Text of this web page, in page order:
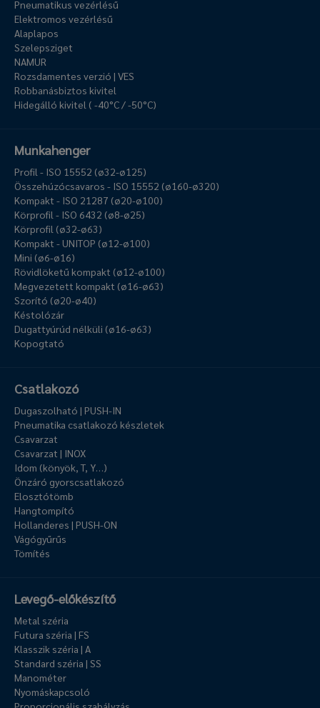
Pneumatikus vezérlésű
Elektromos vezérlésű
Alaplapos
Szelepsziget
NAMUR
Rozsdamentes verzió | VES
Robbanásbiztos kivitel
Hidegálló kivitel ( -40°C / -50°C)
Munkahenger
Profil - ISO 15552 (ø32-ø125)
Összehúzócsavaros - ISO 15552 (ø160-ø320)
Kompakt - ISO 21287 (ø20-ø100)
Körprofil - ISO 6432 (ø8-ø25)
Körprofil (ø32-ø63)
Kompakt - UNITOP (ø12-ø100)
Mini (ø6-ø16)
Rövidlöketű kompakt (ø12-ø100)
Megvezetett kompakt (ø16-ø63)
Szorító (ø20-ø40)
Késtolózár
Dugattyúrúd nélküli (ø16-ø63)
Kopogtató
Csatlakozó
Dugaszolható | PUSH-IN
Pneumatika csatlakozó készletek
Csavarzat
Csavarzat | INOX
Idom (könyök, T, Y…)
Önzáró gyorscsatlakozó
Elosztótömb
Hangtompító
Hollanderes | PUSH-ON
Vágógyűrűs
Tömítés
Levegő-előkészítő
Metal széria
Futura széria | FS
Klasszik széria | A
Standard széria | SS
Manométer
Nyomáskapcsoló